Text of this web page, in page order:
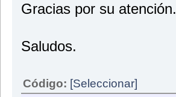
especialista = valorEspecialista;
}
public String getNombre(){
return nombre;
return apellidos;
}
Gracias por su atención.
Saludos.
Código: [Seleccionar]